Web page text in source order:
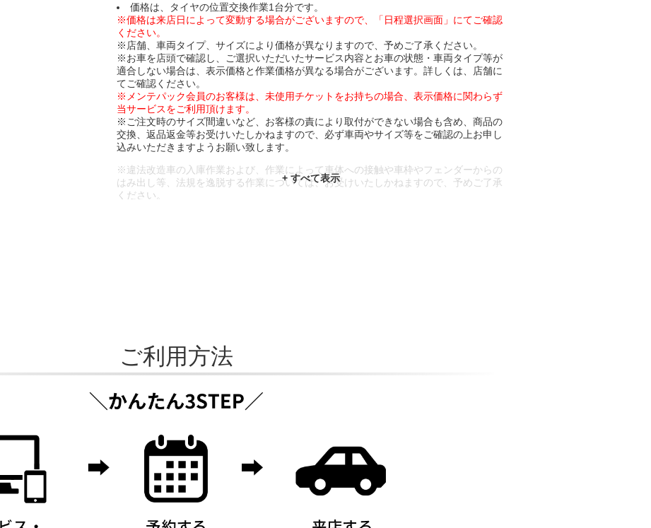
価格は、タイヤの位置交換作業1台分です。
※価格は来店日によって変動する場合がございますので、「日程選択画面」にてご確認
ください。
※店舗、車両タイプ、サイズにより価格が異なりますので、予めご了承ください。
※お車を店頭で確認し、ご選択いただいたサービス内容とお車の状態・車両タイプ等が
適合しない場合は、表示価格と作業価格が異なる場合がございます。詳しくは、店舗に
てご確認ください。
※メンテパック会員のお客様は、未使用チケットをお持ちの場合、表示価格に関わらず
当サービスをご利用頂けます。
※ご注文時のサイズ間違いなど、お客様の責により取付ができない場合も含め、商品の
交換、返品返金等お受けいたしかねますので、必ず車両やサイズ等をご確認の上お申し
込みいただきますようお願い致します。
※違法改造車の入庫作業および、作業によって車体への接触や車枠やフェンダーからの
はみ出し等、法規を逸脱する作業については、お受けいたしかねますので、予めご了承
ください。
ご利用方法